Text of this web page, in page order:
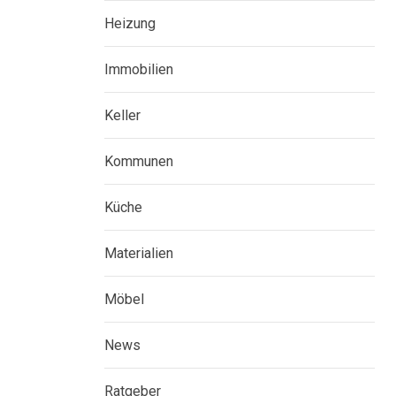
Heizung
Immobilien
Keller
Kommunen
Küche
Materialien
Möbel
News
Ratgeber